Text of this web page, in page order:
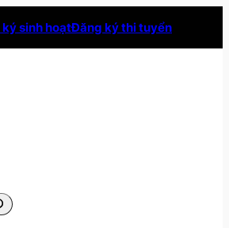
sinh hoạtĐăng ký thi tuyển